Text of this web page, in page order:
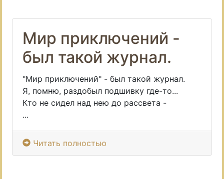
Мир приключений -
был такой журнал.
"Мир приключений" - был такой журнал.
Я, помню, раздобыл подшивку где-то...
Кто не сидел над нею до рассвета -
...
Читать полностью